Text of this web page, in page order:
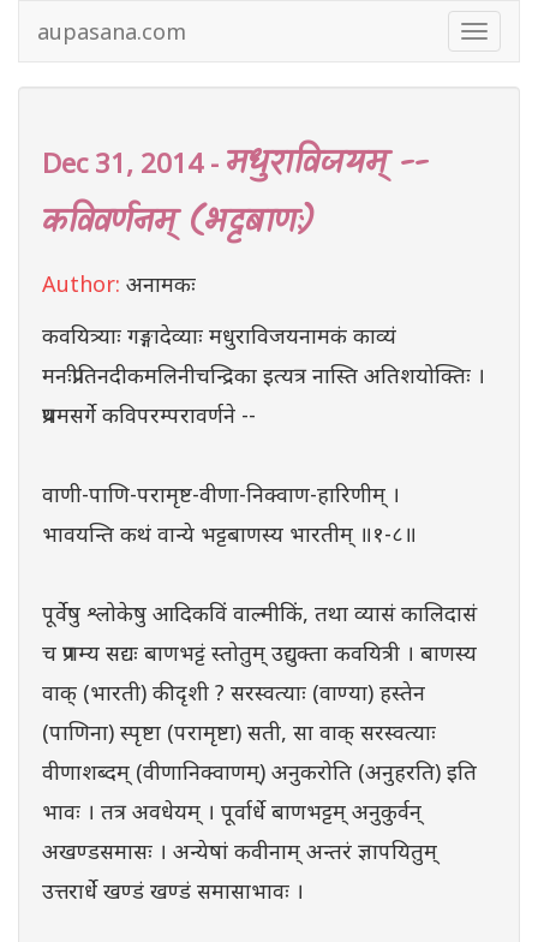
Toggle
aupasana.com
Dec 31, 2014 - मधुराविजयम् --
कविवर्णनम् (भट्टबाणः)
Author: अनामकः
कवयित्र्याः गङ्गादेव्याः मधुराविजयनामकं काव्यं
मनःप्रीतिनदीकमलिनीचन्द्रिका इत्यत्र नास्ति अतिशयोक्तिः ।
प्रथमसर्गे कविपरम्परावर्णने --
वाणी-पाणि-परामृष्ट-वीणा-निक्वाण-हारिणीम् ।
भावयन्ति कथं वान्ये भट्टबाणस्य भारतीम् ॥१-८॥
पूर्वेषु श्लोकेषु आदिकविं वाल्मीकिं, तथा व्यासं कालिदासं
च प्रणम्य सद्यः बाणभट्टं स्तोतुम् उद्युक्ता कवयित्री । बाणस्य
वाक् (भारती) कीदृशी ? सरस्वत्याः (वाण्या) हस्तेन
(पाणिना) स्पृष्टा (परामृष्टा) सती, सा वाक् सरस्वत्याः
वीणाशब्दम् (वीणानिक्वाणम्) अनुकरोति (अनुहरति) इति
भावः । तत्र अवधेयम् । पूर्वार्धे बाणभट्टम् अनुकुर्वन्
अखण्डसमासः । अन्येषां कवीनाम् अन्तरं ज्ञापयितुम्
उत्तरार्धे खण्डं खण्डं समासाभावः ।